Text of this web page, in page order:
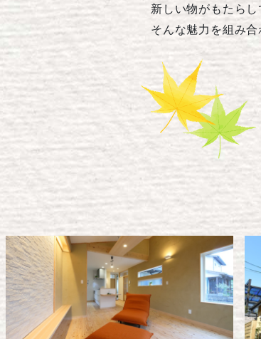
新しい物がもたらし
そんな魅力を組み合